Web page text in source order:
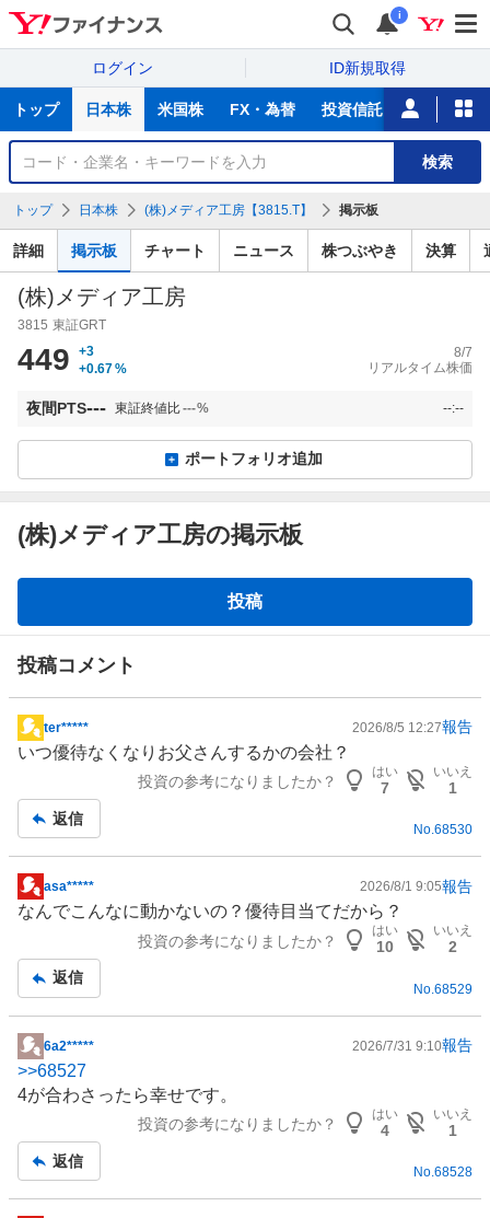
i
ログイン ID新規取得
サ
トップ 日本株 米国株 FX・為替 投資信託 ニュース
銘
検
索
検索
トップ 日本株 (株)メディア工房【3815.T】 掲示板
詳細 掲示板 チャート ニュース 株つぶやき 決算
(株)メディア工房
3815 東証GRT
449
+3
+0.67%
8/7
リアルタイム株価
夜間PTS--- 東証終値比---% --:--
ポートフォリオ追加
(株)メディア工房の掲示板
板
投稿
投稿コメント
掲
示
事
ter***** 2026/8/5 12:27報告
いつ優待なくなりお父さんするかの会社？
投資の参考になりましたか？
はい
7
いいえ
1
返信
No.68530
掲
示
事
asa***** 2026/8/1 9:05報告
なんでこんなに動かないの？優待目当てだから？
投資の参考になりましたか？
はい
10
いいえ
2
返信
No. 68529
掲
示
板
6a2***** 2026/7/31 9:10報告
>>68527
4が合わさったら幸せです。
投資の参考になりましたか？
はい
4
いいえ
1
返信
No.68528